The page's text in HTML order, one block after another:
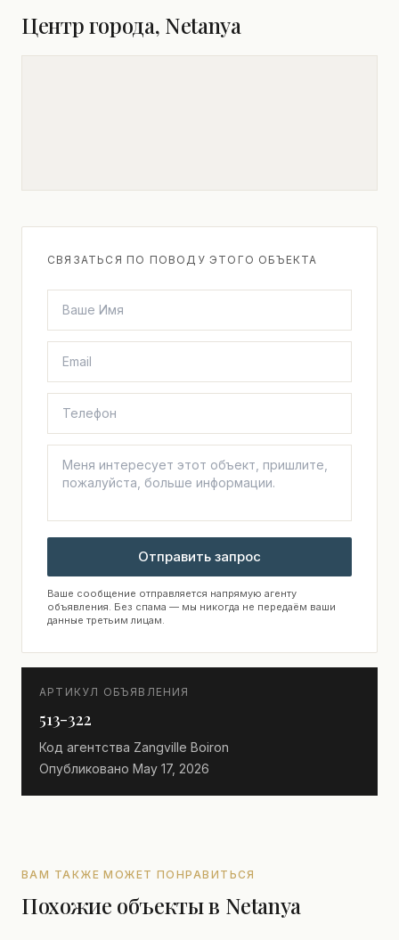
Центр города, Netanya
СВЯЗАТЬСЯ ПО ПОВОДУ ЭТОГО ОБЪЕКТА
Отправить запрос
Ваше сообщение отправляется напрямую агенту
объявления. Без спама — мы никогда не передаём ваши
данные третьим лицам.
АРТИКУЛ ОБЪЯВЛЕНИЯ
513-322
Код агентства Zangville Boiron
Опубликовано May 17, 2026
ВАМ ТАКЖЕ МОЖЕТ ПОНРАВИТЬСЯ
Похожие объекты в Netanya